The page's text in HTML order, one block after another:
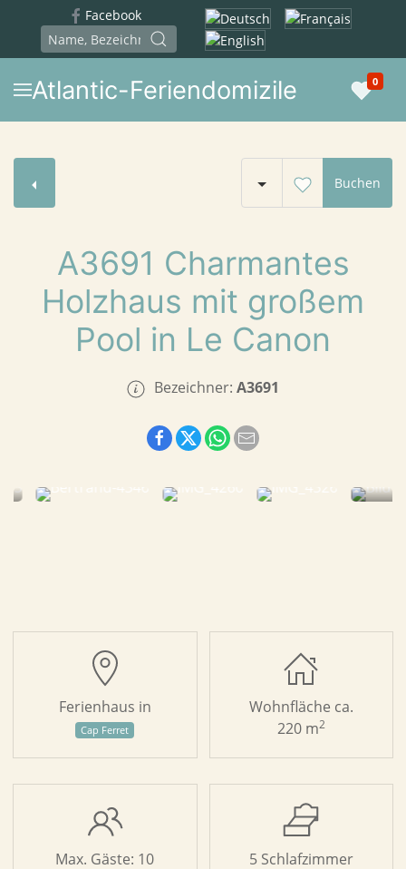
Facebook Sprache auswählen
Atlantic-Feriendomizile 0
Buchen
A3691 Charmantes
Holzhaus mit großem
Pool in Le Canon
Bezeichner: A3691
Ferienhaus in
Cap Ferret
Wohnfläche ca.
220 m2
Max. Gäste: 10 5 Schlafzimmer